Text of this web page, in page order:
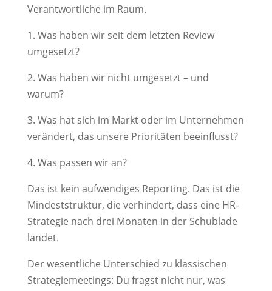
Verantwortliche im Raum.
1. Was haben wir seit dem letzten Review
umgesetzt?
2. Was haben wir nicht umgesetzt – und
warum?
3. Was hat sich im Markt oder im Unternehmen
verändert, das unsere Prioritäten beeinflusst?
4. Was passen wir an?
Das ist kein aufwendiges Reporting. Das ist die
Mindeststruktur, die verhindert, dass eine HR-
Strategie nach drei Monaten in der Schublade
landet.
Der wesentliche Unterschied zu klassischen
Strategiemeetings: Du fragst nicht nur, was